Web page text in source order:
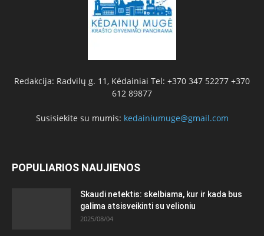
Redakcija: Radvilų g. 11, Kėdainiai Tel: +370 347 52277 +370
612 89877
Susisiekite su mumis: kedainiumuge@gmail.com
POPULIARIOS NAUJIENOS
Skaudi netektis: skelbiama, kur ir kada bus
galima atsisveikinti su velioniu
2025/08/04